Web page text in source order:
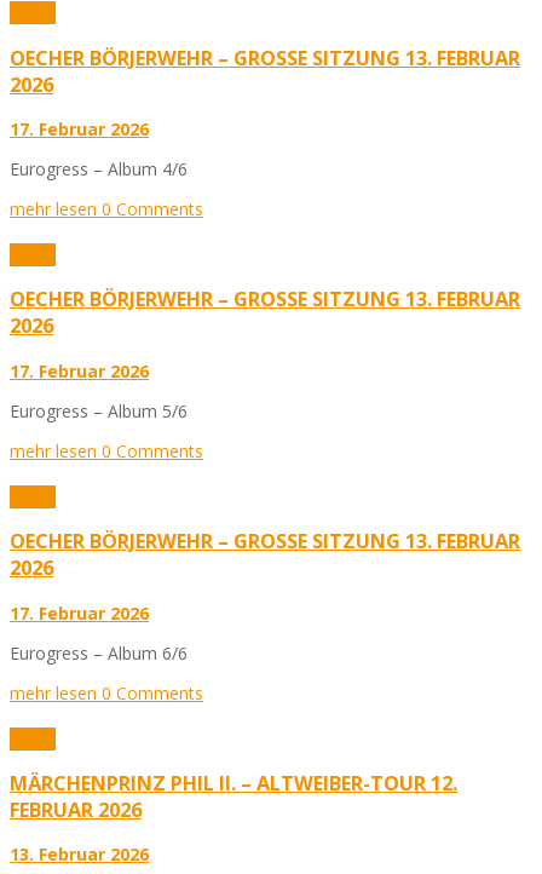
OECHER BÖRJERWEHR – GROSSE SITZUNG 13. FEBRUAR 2
026
17. Februar 2026
Eurogress – Album 4/6
mehr lesen 0 Comments
OECHER BÖRJERWEHR – GROSSE SITZUNG 13. FEBRUAR 2
026
17. Februar 2026
Eurogress – Album 5/6
mehr lesen 0 Comments
OECHER BÖRJERWEHR – GROSSE SITZUNG 13. FEBRUAR 2
026
17. Februar 2026
Eurogress – Album 6/6
mehr lesen 0 Comments
MÄRCHENPRINZ PHIL II. – ALTWEIBER-TOUR 12.
FEBRUAR 2026
13. Februar 2026